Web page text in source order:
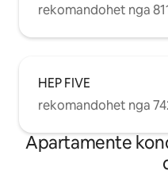
rekomandohet nga
HEP FIVE
rekomandohet nga
Apartamente